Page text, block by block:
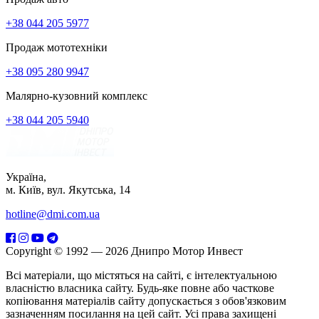
+38 044 205 5977
Продаж мототехніки
+38 095 280 9947
Малярно-кузовний комплекс
+38 044 205 5940
Україна,
м. Київ, вул. Якутська, 14
hotline@dmi.com.ua
Copyright © 1992 — 2026 Днипро Мотор Инвест
Всі матеріали, що містяться на сайті, є інтелектуальною
власністю власника сайту. Будь-яке повне або часткове
копіювання матеріалів сайту допускається з обов'язковим
зазначенням посилання на цей сайт. Усі права захищені